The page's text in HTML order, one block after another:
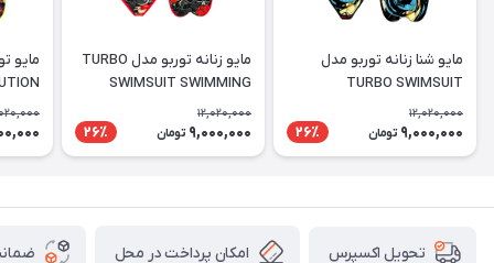
مایو شنا زنانه توربو مدل
TURBO SWIMSUIT
'REVOLUTION BLACK IS
BLACK
12,020,000
9,000,000 تومان 26٪
مایو زنانه توربو مدل TURBO
SWIMSUIT SWIMMING
WOMEN SWALLOW
12,020,000
9,000,000 تومان 26٪
تحویل اکسپرس امکان پرداخت در محل